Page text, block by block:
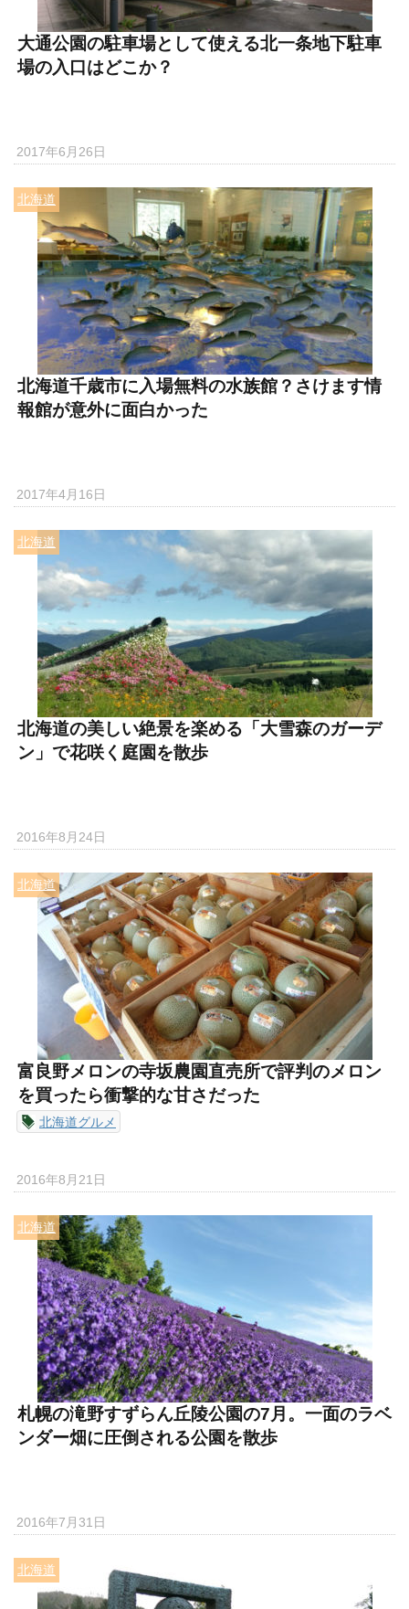
大通公園の駐車場として使える北一条地下駐車
場の入口はどこか？
2017年6月26日
北海道
北海道千歳市に入場無料の水族館？さけます情
報館が意外に面白かった
2017年4月16日
北海道
北海道の美しい絶景を楽める「大雪森のガーデ
ン」で花咲く庭園を散歩
2016年8月24日
北海道
富良野メロンの寺坂農園直売所で評判のメロン
を買ったら衝撃的な甘さだった
北海道グルメ
2016年8月21日
北海道
札幌の滝野すずらん丘陵公園の7月。一面のラベ
ンダー畑に圧倒される公園を散歩
2016年7月31日
北海道